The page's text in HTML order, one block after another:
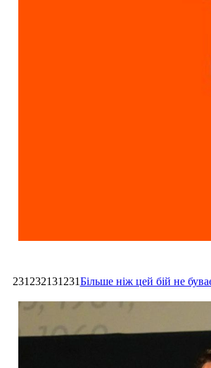
231232131231Більше ніж цей бій не